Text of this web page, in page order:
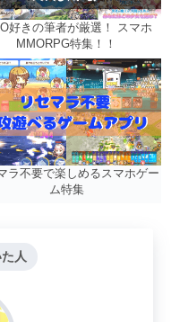
好きの筆者が厳選！ スマホ
MMORPG特集！！
ラ不要で楽しめるスマホゲー
ム特集
人